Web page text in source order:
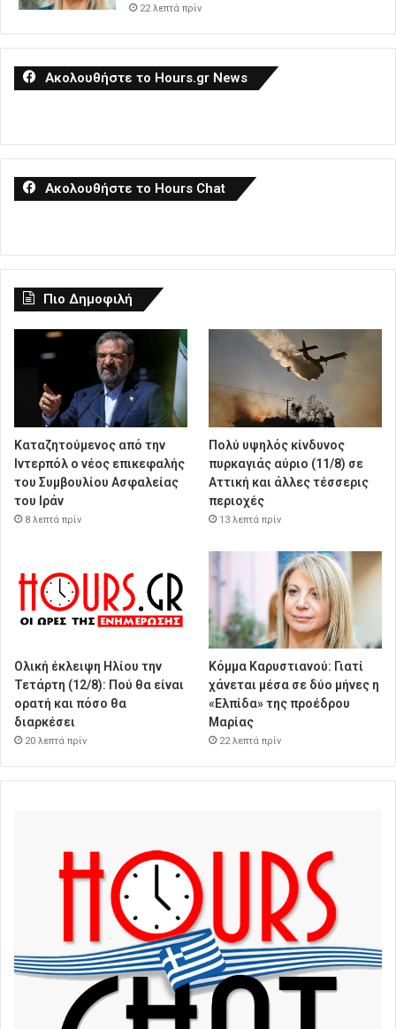
22 λεπτά πρίν
Ακολουθήστε το Hours.gr News
Ακολουθήστε το Hours Chat
Πιο Δημοφιλή
Καταζητούμενος από την
Ιντερπόλ ο νέος επικεφαλής
του Συμβουλίου Ασφαλείας
του Ιράν
8 λεπτά πρίν
Πολύ υψηλός κίνδυνος
πυρκαγιάς αύριο (11/8) σε
Αττική και άλλες τέσσερις
περιοχές
13 λεπτά πρίν
Ολική έκλειψη Ηλίου την
Τετάρτη (12/8): Πού θα είναι
ορατή και πόσο θα
διαρκέσει
20 λεπτά πρίν
Κόμμα Καρυστιανού: Γιατί
χάνεται μέσα σε δύο μήνες η
«Ελπίδα» της προέδρου
Μαρίας
22 λεπτά πρίν